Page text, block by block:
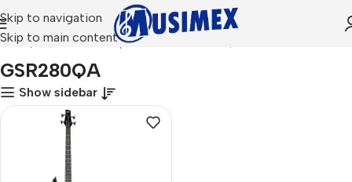
Skip to navigation
Skip to main content
Inicio Productos etiquetados “GSR280QA”
GSR280QA
Show sidebar